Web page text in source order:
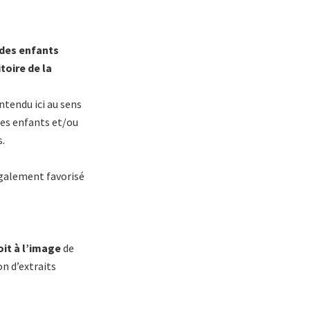
enfants
de la
ici au sens
enfants et/ou
favorisé
à l’imagede
d’extraits